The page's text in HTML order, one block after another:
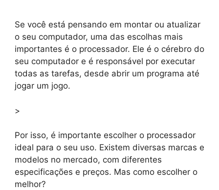
Se você está pensando em montar ou atualizar
o seu computador, uma das escolhas mais
importantes é o processador. Ele é o cérebro do
seu computador e é responsável por executar
todas as tarefas, desde abrir um programa até
jogar um jogo.
>
Por isso, é importante escolher o processador
ideal para o seu uso. Existem diversas marcas e
modelos no mercado, com diferentes
especificações e preços. Mas como escolher o
melhor?